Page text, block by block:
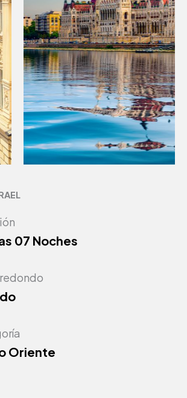
07 Noches
Oriente